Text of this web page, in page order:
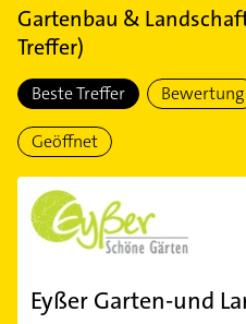
Gartenbau &
Treffer)
Beste Treffer Bewertung
Geöffnet
Eyßer Garten-und